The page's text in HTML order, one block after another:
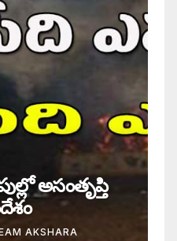
అసంతృప్తి
AKSHARA